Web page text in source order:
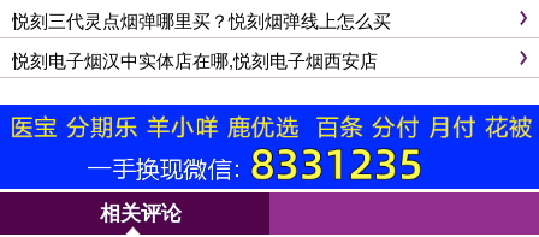
悦刻三代灵点烟弹哪里买？悦刻烟弹线上怎么买
悦刻电子烟汉中实体店在哪,悦刻电子烟西安店
相关评论